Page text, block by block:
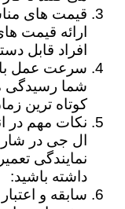
قیمت های
ارائه قیمت
افراد قابل
سرعت عمل
شما رسیدگی
کوتاه ترین
نکات مهم در
ال جی در
نمایندگی
داشته باشید:
سابقه و